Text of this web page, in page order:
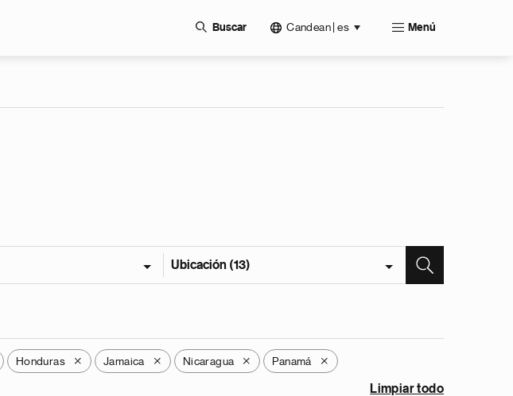
Buscar Candean | es Menú
Ubicación (13)
Honduras X Jamaica X Nicaragua X Panamá X
Limpiar todo